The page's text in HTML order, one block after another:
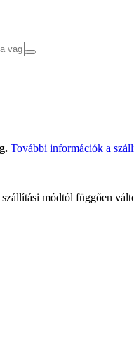
További információk a
módtól függően